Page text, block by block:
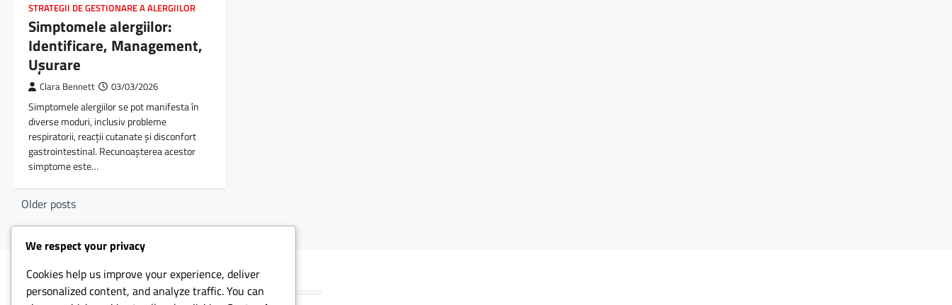
STRATEGII DE GESTIONARE A ALERGIILOR
Simptomele alergiilor:
Identificare, Management,
Ușurare
Clara Bennett 03/03/2026
Simptomele alergiilor se pot manifesta în
diverse moduri, inclusiv probleme
respiratorii, reacții cutanate și disconfort
gastrointestinal. Recunoașterea acestor
simptome este…
Posts
navigation
Older posts
Categorii
We respect your privacy
Cookies help us improve your experience, deliver
personalized content, and analyze traffic. You can